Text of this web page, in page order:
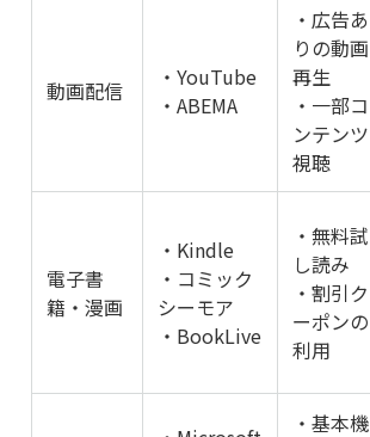
動画配信
・YouTube
・ABEMA
・広告あ
りの動画
再生
・一部コ
ンテンツ
視聴
電子書
籍・漫画
・Kindle
・コミック
シーモア
・BookLive
・無料試
し読み
・割引ク
ーポンの
利用
・基本機